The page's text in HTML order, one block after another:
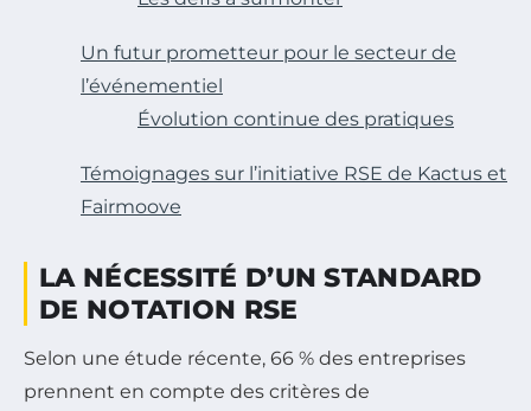
Un futur prometteur pour le secteur de
l’événementiel
Évolution continue des pratiques
Témoignages sur l’initiative RSE de Kactus et
Fairmoove
LA NÉCESSITÉ D’UN STANDARD
DE NOTATION RSE
Selon une étude récente, 66 % des entreprises
prennent en compte des critères de